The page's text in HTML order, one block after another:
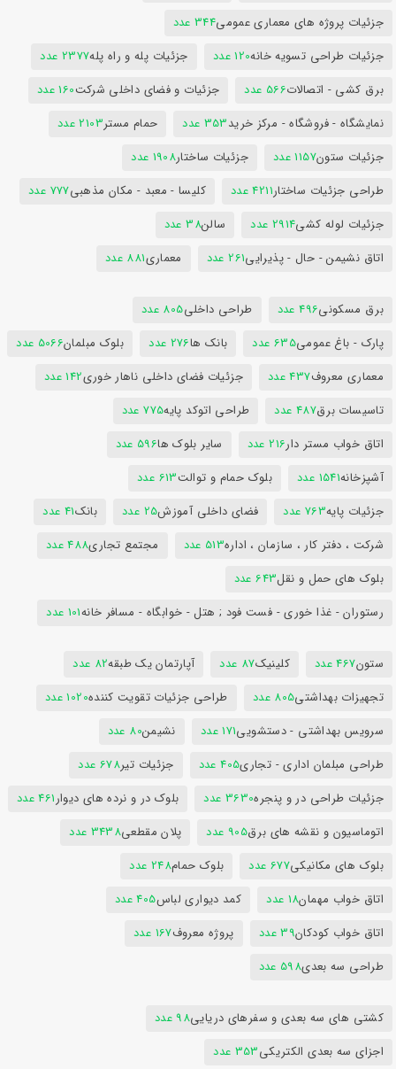
جزئیات پروژه های معماری عمومی344 عدد
جزئیات طراحی تسویه خانه120 عدد جزئیات پله و راه پله2377 عدد
برق کشی - اتصالات566 عدد جزئیات و فضای داخلی شرکت160 عدد
نمایشگاه - فروشگاه - مرکز خرید353 عدد حمام مستر2103 عدد
جزئیات ستون1157 عدد جزئیات ساختار1908 عدد
طراحی جزئیات ساختار4211 عدد کلیسا - معبد - مکان مذهبی777 عدد
جزئیات لوله کشی2914 عدد سالن38 عدد
اتاق نشیمن - حال - پذیرایی261 عدد معماری881 عدد
برق مسکونی496 عدد طراحی داخلی805 عدد
پارک - باغ عمومی635 عدد بانک ها276 عدد بلوک مبلمان5066 عدد
معماری معروف437 عدد جزئیات فضای داخلی ناهار خوری142 عدد
تاسیسات برق487 عدد طراحی اتوکد پایه775 عدد
اتاق خواب مستر دار216 عدد سایر بلوک ها596 عدد
آشپزخانه1541 عدد بلوک حمام و توالت613 عدد
جزئیات پایه763 عدد فضای داخلی آموزش25 عدد بانک41 عدد
شرکت ، دفتر کار ، سازمان ، اداره513 عدد مجتمع تجاری488 عدد
بلوک های حمل و نقل643 عدد
رستوران - غذا خوری - فست فود ; هتل - خوابگاه - مسافر خانه101 عدد
ستون467 عدد کلینیک87 عدد آپارتمان یک طبقه82 عدد
تجهیزات بهداشتی805 عدد طراحی جزئیات تقویت کننده1020 عدد
سرویس بهداشتی - دستشویی171 عدد نشیمن80 عدد
طراحی مبلمان اداری - تجاری405 عدد جزئیات تیر678 عدد
جزئیات طراحی در و پنجره3630 عدد بلوک در و نرده های دیوار461 عدد
اتوماسیون و نقشه های برق905 عدد پلان مقطعی3438 عدد
بلوک های مکانیکی677 عدد بلوک حمام248 عدد
اتاق خواب مهمان18 عدد کمد دیواری لباس405 عدد
اتاق خواب کودکان39 عدد پروژه معروف167 عدد
طراحی سه بعدی598 عدد
کشتی های سه بعدی و سفرهای دریایی98 عدد
اجزای سه بعدی الکتریکی353 عدد